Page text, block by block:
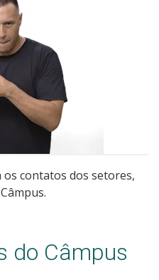
contatos dos setores,
do Câmpus